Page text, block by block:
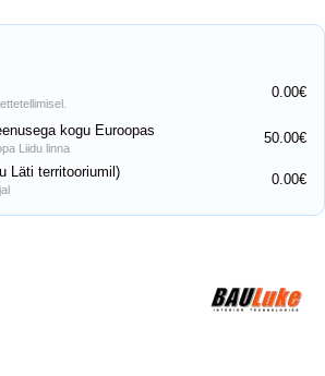
0.00€
kogu Euroopas
Liidu linna
50.00€
Läti territooriumil) 0.00€